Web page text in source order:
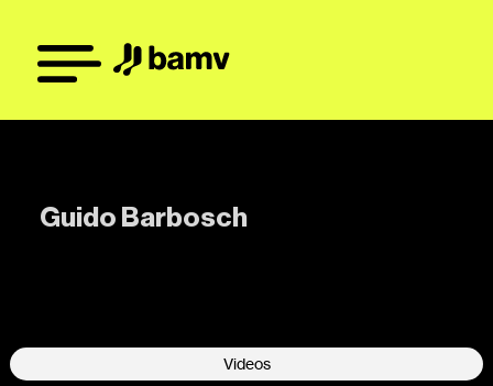
Guido Barbosch
Videos